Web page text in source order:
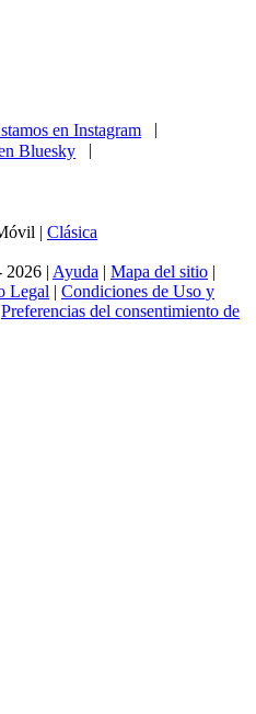
|
|
| Clásica
2026 | Ayuda | Mapa del sitio |
Legal | Condiciones de Uso y
Preferencias del consentimiento de